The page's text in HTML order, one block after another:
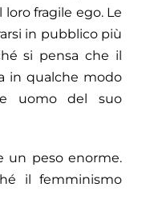
fragile ego. Le
in pubblico più
si pensa che il
in qualche modo
uomo del suo
un peso enorme.
il femminismo